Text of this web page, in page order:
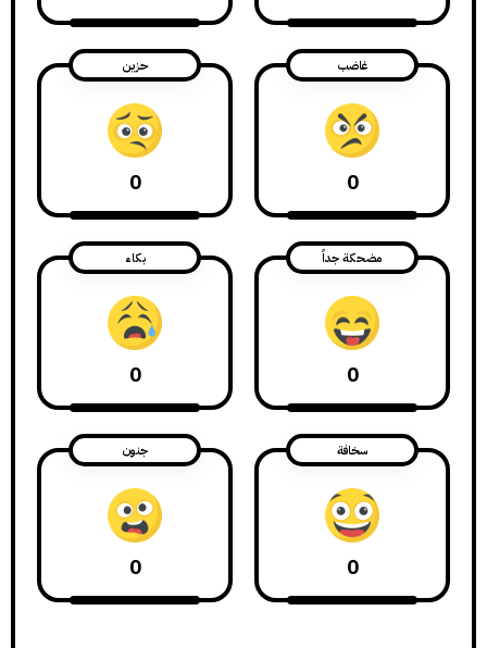
غاضب
0
حزين
0
مضحكة جداً
0
بكاء
0
سخافة
0
جنون
0